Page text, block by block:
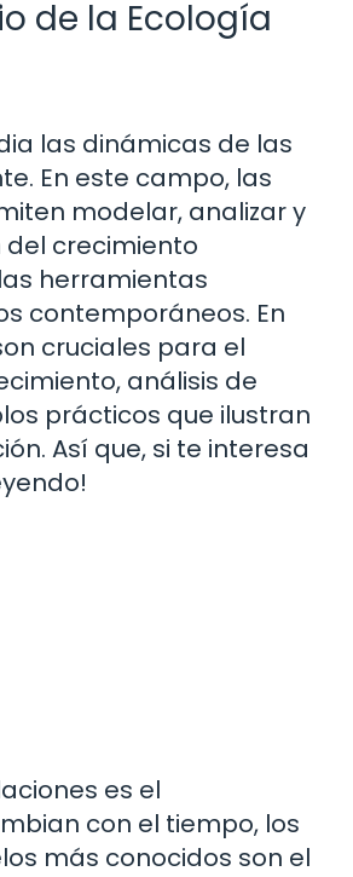
de la Ecología
las dinámicas de las
En este campo, las
modelar, analizar y
crecimiento
herramientas
contemporáneos. En
cruciales para el
análisis de
prácticos que ilustran
Así que, si te interesa
es el
con el tiempo, los
más conocidos son el